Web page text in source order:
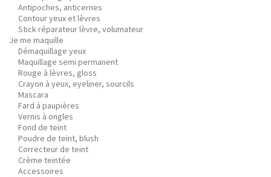
Antipoches, anticernes
Contour yeux et lèvres
Stick réparateur lèvre, volumateur
Je me maquille
Démaquillage yeux
Maquillage semi permanent
Rouge à lèvres, gloss
Crayon à yeux, eyeliner, sourcils
Mascara
Fard à paupières
Vernis à ongles
Fond de teint
Poudre de teint, blush
Correcteur de teint
Crème teintée
Accessoires